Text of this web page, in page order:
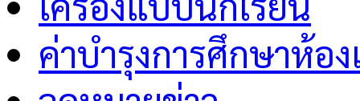
ค่าบำรุงการศึกษาห้อ